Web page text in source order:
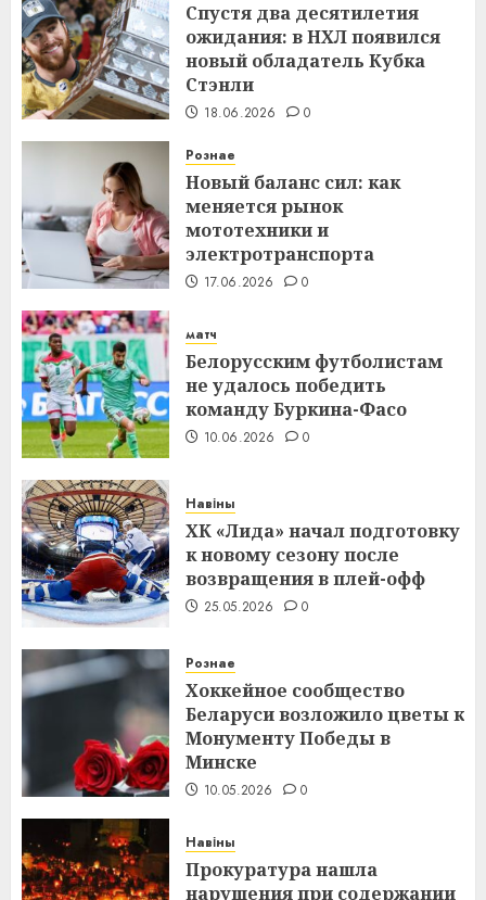
Спустя два десятилетия
ожидания: в НХЛ появился
новый обладатель Кубка
Стэнли
18.06.2026 0
Рознае
Новый баланс сил: как
меняется рынок
мототехники и
электротранспорта
17.06.2026 0
матч
Белорусским футболистам
не удалось победить
команду Буркина-Фасо
10.06.2026 0
Навіны
ХК «Лида» начал подготовку
к новому сезону после
возвращения в плей-офф
25.05.2026 0
Рознае
Хоккейное сообщество
Беларуси возложило цветы к
Монументу Победы в
Минске
10.05.2026 0
Навіны
Прокуратура нашла
нарушения при содержании